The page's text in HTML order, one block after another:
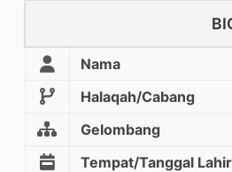
Nama
Halaqah/Cabang
Gelombang
Tempat/Tanggal Lahir